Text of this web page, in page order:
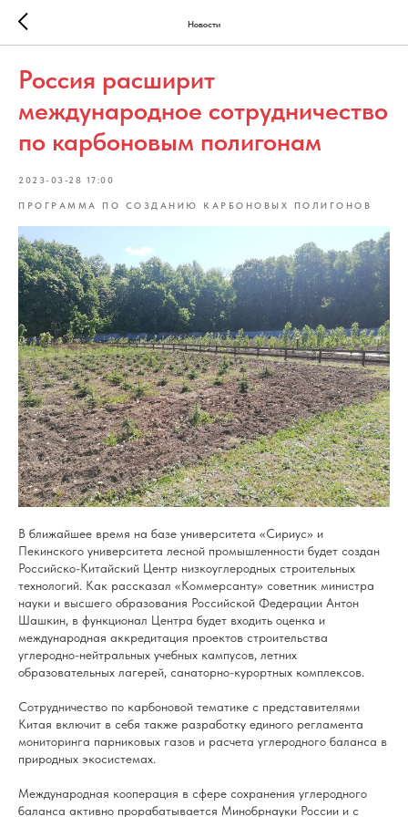
Новости
Россия расширит
международное сотрудничество
по карбоновым полигонам
2023-03-28 17:00
ПРОГРАММА ПО СОЗДАНИЮ КАРБОНОВЫХ ПОЛИГОНОВ
В ближайшее время на базе университета «Сириус» и
Пекинского университета лесной промышленности будет создан
Российско-Китайский Центр низкоуглеродных строительных
технологий. Как рассказал «Коммерсанту» советник министра
науки и высшего образования Российской Федерации Антон
Шашкин, в функционал Центра будет входить оценка и
международная аккредитация проектов строительства
углеродно-нейтральных учебных кампусов, летних
образовательных лагерей, санаторно-курортных комплексов.
Сотрудничество по карбоновой тематике с представителями
Китая включит в себя также разработку единого регламента
мониторинга парниковых газов и расчета углеродного баланса в
природных экосистемах.
Международная кооперация в сфере сохранения углеродного
баланса активно прорабатывается Минобрнауки России и с